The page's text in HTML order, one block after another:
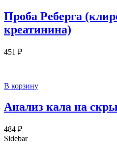
Проба Реберга
креатинина)
451 ₽
В корзину
Анализ кала на
484 ₽
Sidebar